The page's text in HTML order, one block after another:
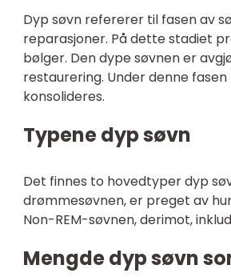
Dyp søvn refererer til fasen av
reparasjoner. På dette stadiet
bølger. Den dype søvnen er
restaurering. Under denne
konsolideres.
Typene dyp søvn
Det finnes to hovedtyper dyp
drømmesøvnen, er preget av
Non-REM-søvnen, derimot,
Mengde dyp søvn